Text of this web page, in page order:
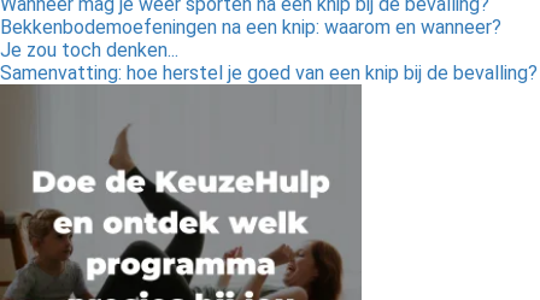
Bekkenbodemoefeningen na een knip: waarom en wanneer?
Je zou toch denken...
Samenvatting: hoe herstel je goed van een knip bij de bevalling?